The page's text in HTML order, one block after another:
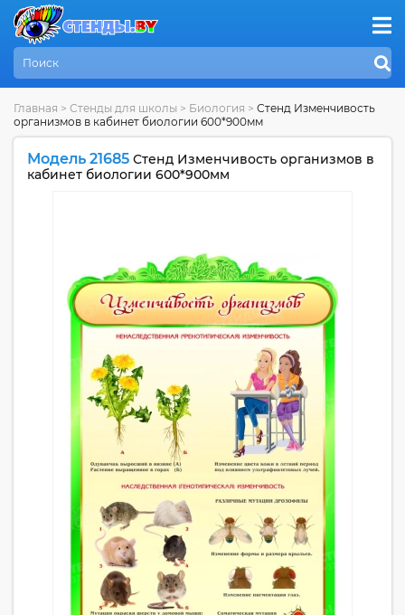
Главная > Стенды для школы > Биология > Стенд Изменчивость
организмов в кабинет биологии 600*900мм
Модель 21685 Стенд Изменчивость организмов в
кабинет биологии 600*900мм